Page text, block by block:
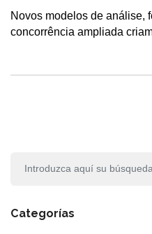
Novos modelos de análise,
concorrência ampliada
Categorías